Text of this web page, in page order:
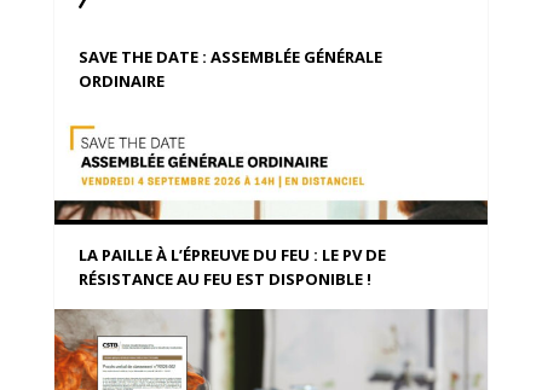
SAVE THE DATE : ASSEMBLÉE GÉNÉRALE
ORDINAIRE
LA PAILLE À L’ÉPREUVE DU FEU : LE PV DE
RÉSISTANCE AU FEU EST DISPONIBLE !